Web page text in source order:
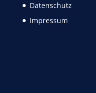
Datenschutz
Impressum